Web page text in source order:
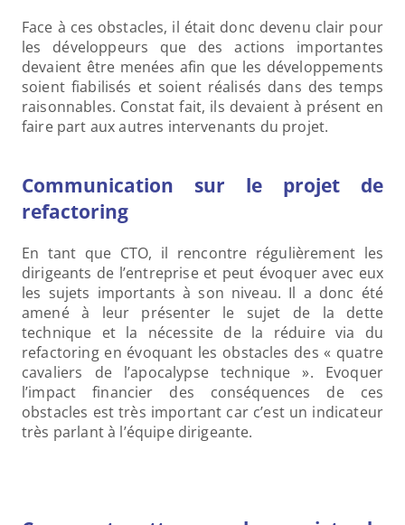
Face à ces obstacles, il était donc devenu clair pour
les développeurs que des actions importantes
devaient être menées afin que les développements
soient fiabilisés et soient réalisés dans des temps
raisonnables. Constat fait, ils devaient à présent en
faire part aux autres intervenants du projet.
Communication sur le projet de
refactoring
En tant que CTO, il rencontre régulièrement les
dirigeants de l’entreprise et peut évoquer avec eux
les sujets importants à son niveau. Il a donc été
amené à leur présenter le sujet de la dette
technique et la nécessite de la réduire via du
refactoring en évoquant les obstacles des « quatre
cavaliers de l’apocalypse technique ». Evoquer
l’impact financier des conséquences de ces
obstacles est très important car c’est un indicateur
très parlant à l’équipe dirigeante.